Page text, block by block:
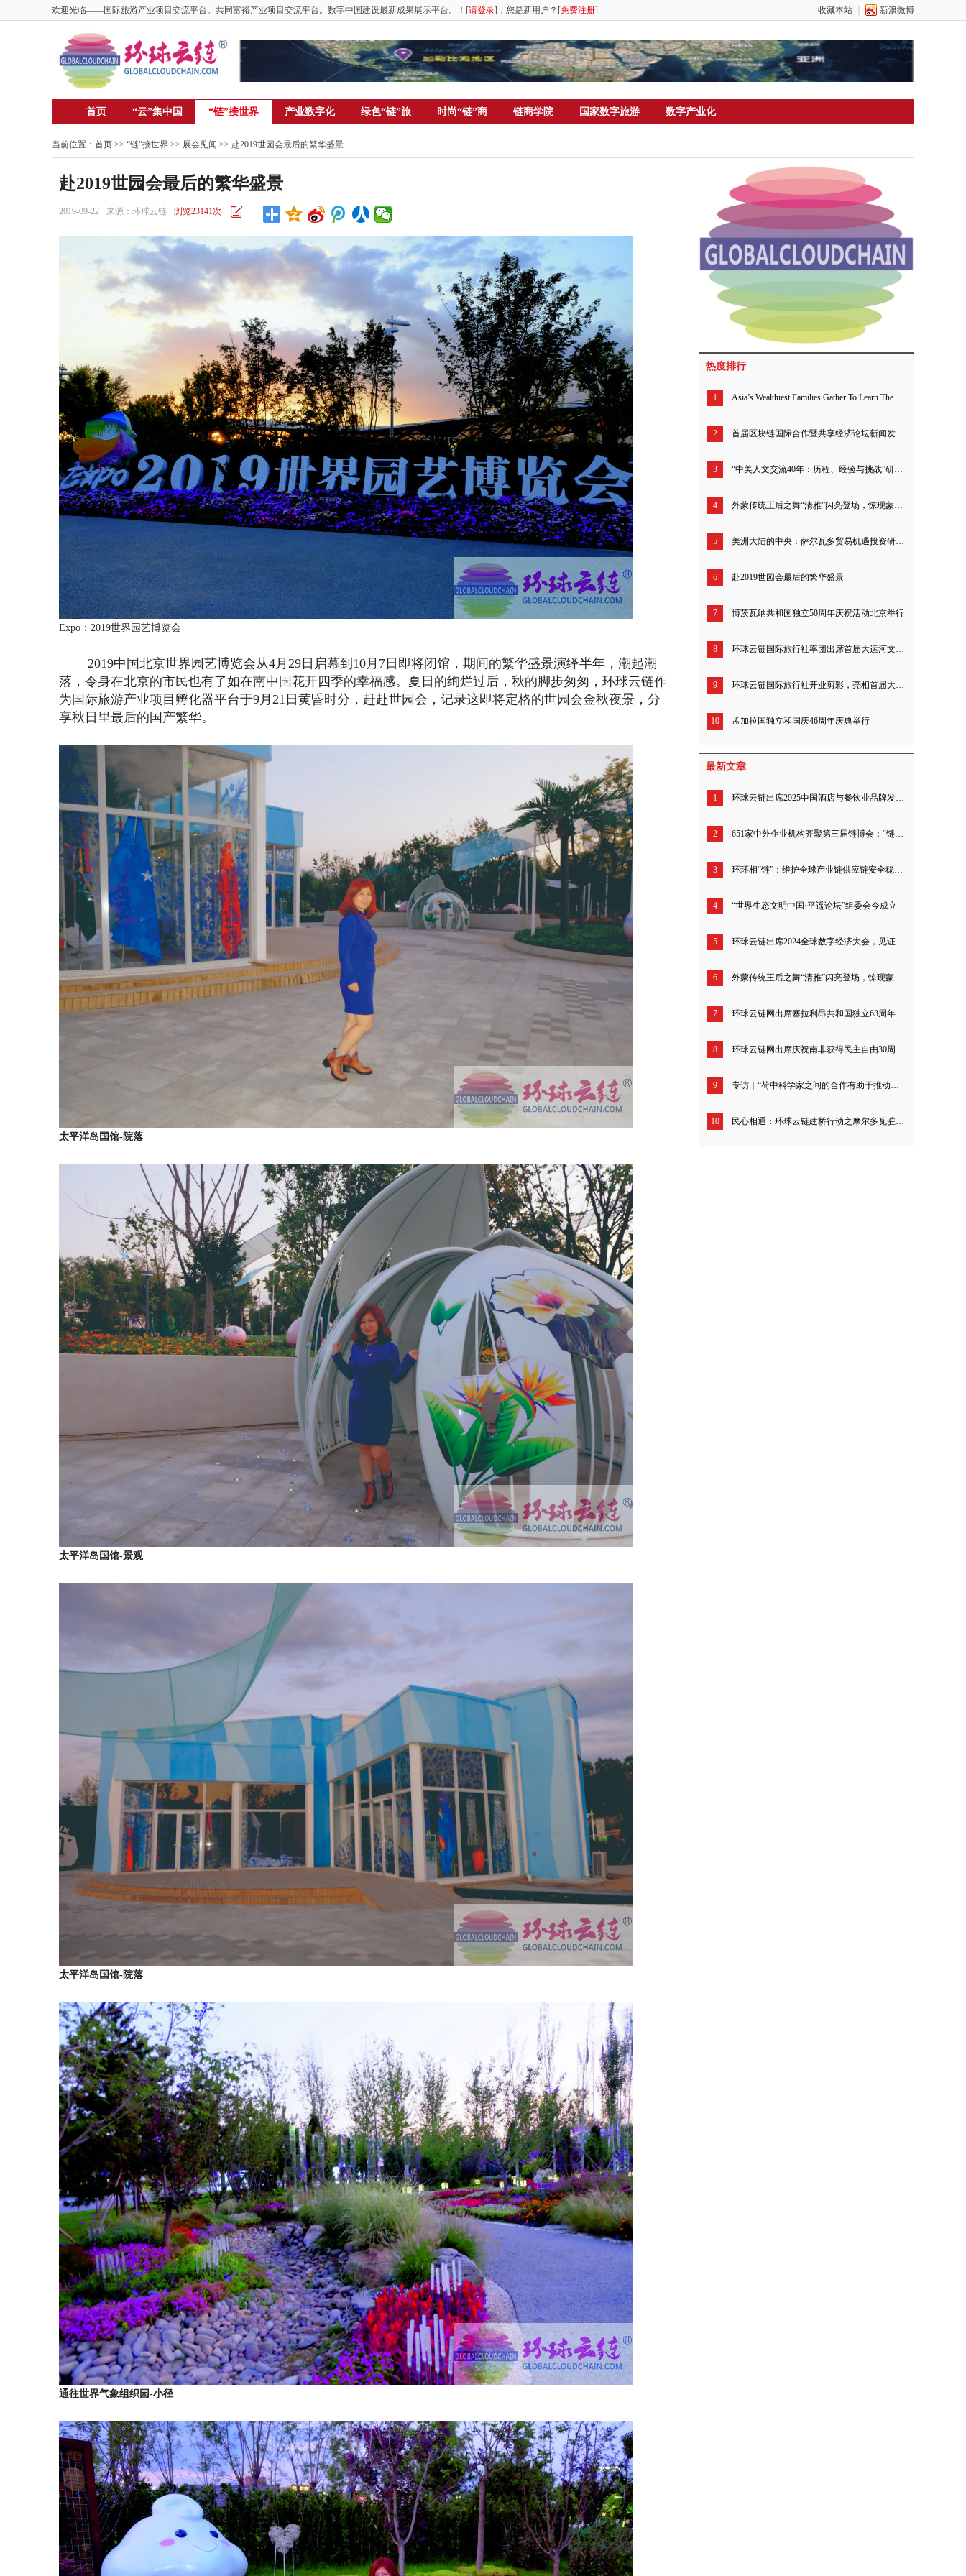
欢迎光临——国际旅游产业项目交流平台。共同富裕产业项目交流平台。数字中国建设最新成果展示平台。！[请登录]，您是新用户？[免费注册] 收藏本站 新浪微博
首页 “云”集中国 “链”接世界 产业数字化 绿色“链”旅 时尚“链”商 链商学院 国家数字旅游 数字产业化
当前位置： 首页 >> “链”接世界 >> 展会见闻 >> 赴2019世园会最后的繁华盛景
赴2019世园会最后的繁华盛景
2019-09-22 来源：环球云链 浏览23141次
Expo：2019世界园艺博览会
2019中国北京世界园艺博览会从4月29日启幕到10月7日即将闭馆，期间的繁华盛景演绎半年，潮起潮
落，令身在北京的市民也有了如在南中国花开四季的幸福感。夏日的绚烂过后，秋的脚步匆匆， 环球云链作
为国际旅游产业项目孵化器平台于9月21日黄昏时分，赶赴世园会，记录这即将定格的世园会金秋夜景，分
享秋日里最后的国产繁华。
太平洋岛国馆-院落
太平洋岛国馆-景观
太平洋岛国馆-院落
通往世界气象组织园-小径
热度排行
1 Asia’s Wealthiest Families Gather To Learn The Business Of Blockchain
2 首届区块链国际合作暨共享经济论坛新闻发布引发国际社会广泛关注
3 “中美人文交流40年：历程、经验与挑战”研讨会暨报告发布会举行
4 外蒙传统王后之舞“清雅”闪亮登场，惊现蒙古国驻华大使馆
5 美洲大陆的中央：萨尔瓦多贸易机遇投资研讨会举行
6 赴2019世园会最后的繁华盛景
7 博茨瓦纳共和国独立50周年庆祝活动北京举行
8 环球云链国际旅行社率团出席首届大运河文化旅游博览会
9 环球云链国际旅行社开业剪彩，亮相首届大运博览会
10 孟加拉国独立和国庆46周年庆典举行
最新文章
1 环球云链出席2025中国酒店与餐饮业品牌发展大会
2 651家中外企业机构齐聚第三届链博会：“链上”新朋老友 携手共创未来
3 环环相“链”：维护全球产业链供应链安全稳定！第三届链博会北京倡议发布
4 “世界生态文明中国·平遥论坛”组委会今成立
5 环球云链出席2024全球数字经济大会，见证成果发布
6 外蒙传统王后之舞“清雅”闪亮登场，惊现蒙古国驻华大使馆
7 环球云链网出席塞拉利昂共和国独立63周年庆典招待会
8 环球云链网出席庆祝南非获得民主自由30周年招待会
9 专访｜“荷中科学家之间的合作有助于推动全球合作”——访荷兰瓦赫宁根大学及研究中心董事会主席绍克耶·海莫法拉
10 民心相通：环球云链建桥行动之摩尔多瓦驻华大使进校园与学子互动交流